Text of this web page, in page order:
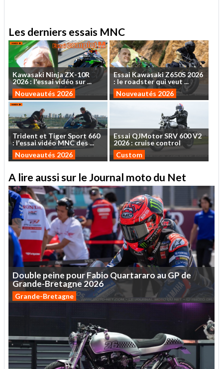
Les derniers essais MNC
Kawasaki NinjaZX-10R
2026: l'essaividéo sur...
Nouveautés 2026
Essai KawasakiZ650S 2026
: le roadsterquiveut ...
Nouveautés 2026
Trident et TigerSport 660
: l'essaividéoMNCdes...
Nouveautés 2026
EssaiQJMotorSRV 600V2
2026 : cruise control
Custom
A lire aussi sur le Journal moto du Net
Double peine pourFabioQuartararo au GPde
Grande-Bretagne 2026
Grande-Bretagne